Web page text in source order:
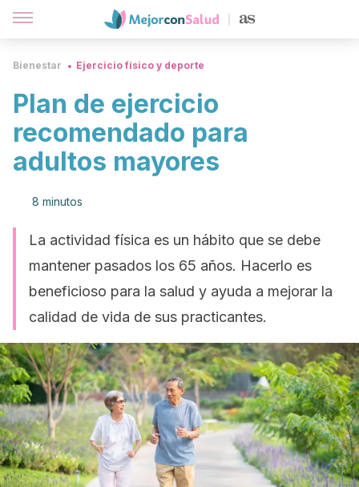
Bienestar Ejercicio físico y deporte
Plan de ejercicio
recomendado para
adultos mayores
8 minutos
La actividad física es un hábito que se debe
mantener pasados los 65 años. Hacerlo es
beneficioso para la salud y ayuda a mejorar la
calidad de vida de sus practicantes.